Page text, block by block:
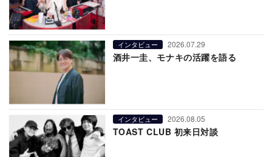
インタビュー 2026.07.29
酒井一圭、モナキの活躍を語る
インタビュー 2026.08.05
TOAST CLUB 初来日対談